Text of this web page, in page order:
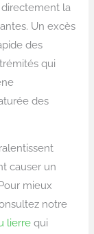
la
Un excès
des
qui
des
causer un
mieux
notre
lierre qui